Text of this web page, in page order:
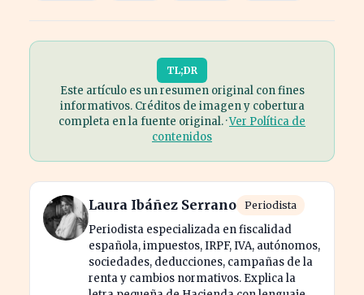
TL;DR
Este artículo es un resumen original con fines
informativos. Créditos de imagen y cobertura
completa en la fuente original. ·Ver Política de
contenidos
Laura Ibáñez Serrano Periodista
Periodista especializada en fiscalidad
española, impuestos, IRPF, IVA, autónomos,
sociedades, deducciones, campañas de la
renta y cambios normativos. Explica la